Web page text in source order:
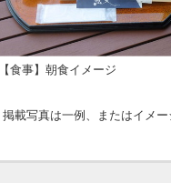
【食事】朝食イメージ
掲載写真は一例、またはイメー